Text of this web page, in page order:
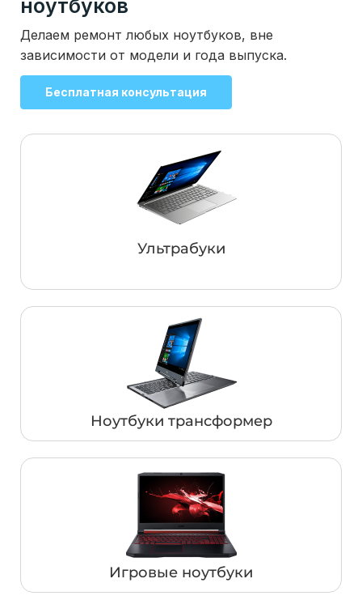
ноутбуков
Делаем ремонт любых ноутбуков, вне
зависимости от модели и года выпуска.
Бесплатная консультация
Ультрабуки
Ноутбуки трансформер
Игровые ноутбуки